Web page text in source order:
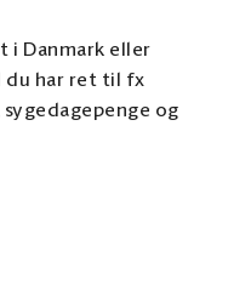
i Danmark eller
du har ret til fx
og